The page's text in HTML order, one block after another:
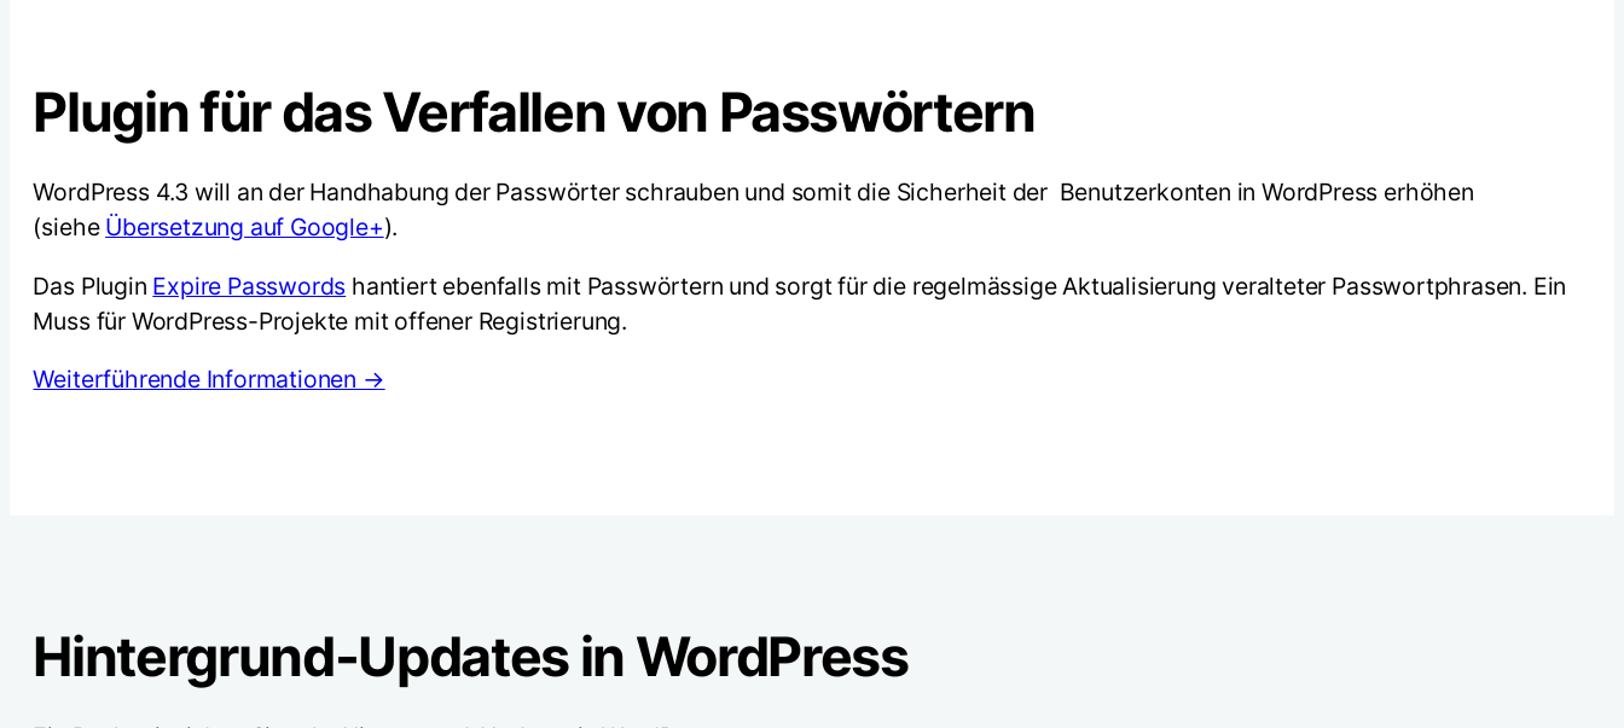
Plugin für das Verfallen von Passwörtern
WordPress 4.3 will an der Handhabung der Passwörter schrauben und somit die Sicherheit der Benutzerkonten in WordPress erhöhen
(siehe Übersetzung auf Google+).
Das Plugin Expire Passwords hantiert ebenfalls mit Passwörtern und sorgt für die regelmässige Aktualisierung veralteter Passwortphrasen. Ein
Muss für WordPress-Projekte mit offener Registrierung.
Weiterführende Informationen →
Hintergrund-Updates in WordPress